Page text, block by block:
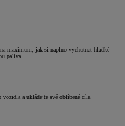
maximum, jak si naplno vychutnat hladké
paliva.
a ukládejte své oblíbené cíle.